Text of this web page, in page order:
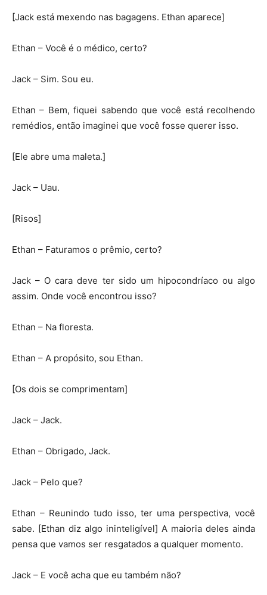
[Jack está mexendo nas bagagens. Ethan aparece]
Ethan – Você é o médico, certo?
Jack – Sim. Sou eu.
Ethan – Bem, fiquei sabendo que você está recolhendo
remédios, então imaginei que você fosse querer isso.
[Ele abre uma maleta.]
Jack – Uau.
[Risos]
Ethan – Faturamos o prêmio, certo?
Jack – O cara deve ter sido um hipocondríaco ou algo
assim. Onde você encontrou isso?
Ethan – Na floresta.
Ethan – A propósito, sou Ethan.
[Os dois se comprimentam]
Jack – Jack.
Ethan – Obrigado, Jack.
Jack – Pelo que?
Ethan – Reunindo tudo isso, ter uma perspectiva, você
sabe. [Ethan diz algo ininteligível] A maioria deles ainda
pensa que vamos ser resgatados a qualquer momento.
Jack – E você acha que eu também não?